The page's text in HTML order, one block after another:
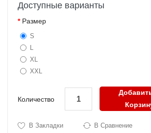
Доступные варианты
Размер
S
L
XL
XXL
Количество
В Закладки В Сравнение